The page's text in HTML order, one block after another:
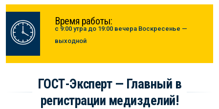
Время работы:
с 9:00 утра до 19:00 вечера Воскресенье —
выходной
ГОСТ-Эксперт — Главный в
регистрации медизделий!